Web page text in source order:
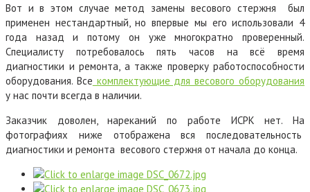
Вот и в этом случае метод замены весового стержня был
применен нестандартный, но впервые мы его использовали 4
года назад и потому он уже многократно проверенный.
Специалисту потребовалось пять часов на всё время
диагностики и ремонта, а также проверку работоспособности
оборудования. Все комплектующие для весового оборудования
у нас почти всегда в наличии.
Заказчик доволен, нареканий по работе ИСРК нет. На
фотографиях ниже отображена вся последовательность
диагностики и ремонта весового стержня от начала до конца.